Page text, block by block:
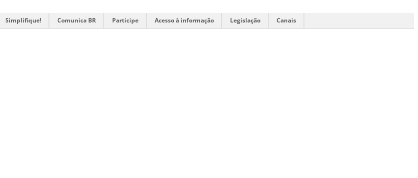
Simplifique! Comunica BR Participe Acesso à informação Legislação Canais